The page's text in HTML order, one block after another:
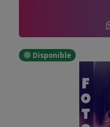
Disponible